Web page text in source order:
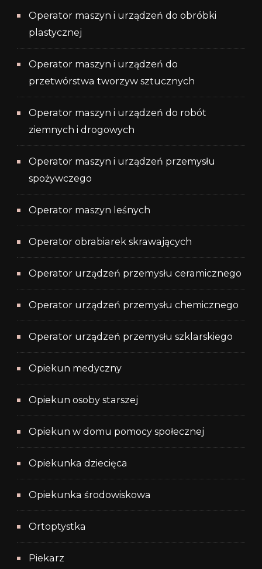
Operator maszyn i urządzeń do obróbki
plastycznej
Operator maszyn i urządzeń do
przetwórstwa tworzyw sztucznych
Operator maszyn i urządzeń do robót
ziemnych i drogowych
Operator maszyn i urządzeń przemysłu
spożywczego
Operator maszyn leśnych
Operator obrabiarek skrawających
Operator urządzeń przemysłu ceramicznego
Operator urządzeń przemysłu chemicznego
Operator urządzeń przemysłu szklarskiego
Opiekun medyczny
Opiekun osoby starszej
Opiekun w domu pomocy społecznej
Opiekunka dziecięca
Opiekunka środowiskowa
Ortoptystka
Piekarz